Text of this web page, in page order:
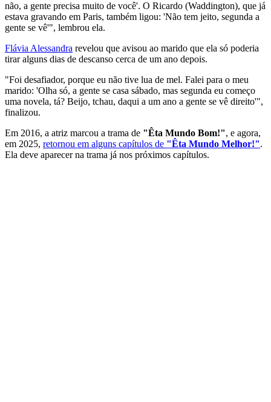
não, a gente precisa muito de você'. O Ricardo (Waddington), que já
estava gravando em Paris, também ligou: 'Não tem jeito, segunda a
gente se vê'", lembrou ela.
Flávia Alessandra revelou que avisou ao marido que ela só poderia
tirar alguns dias de descanso cerca de um ano depois.
"Foi desafiador, porque eu não tive lua de mel. Falei para o meu
marido: 'Olha só, a gente se casa sábado, mas segunda eu começo
uma novela, tá? Beijo, tchau, daqui a um ano a gente se vê direito'",
finalizou.
Em 2016, a atriz marcou a trama de "Êta Mundo Bom!", e agora,
em 2025, retornou em alguns capítulos de "Êta Mundo Melhor!".
Ela deve aparecer na trama já nos próximos capítulos.